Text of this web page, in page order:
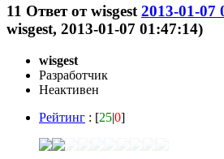
11 Ответ отwisgest 2013-01-07
wisgest, 2013-01-07 01:47:14)
wisgest
Разработчик
Неактивен
Рейтинг : [25|0]